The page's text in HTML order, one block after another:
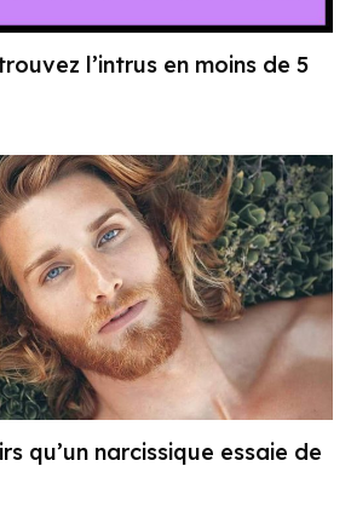
l’intrus en moins de 5
qu’un narcissique essaie de